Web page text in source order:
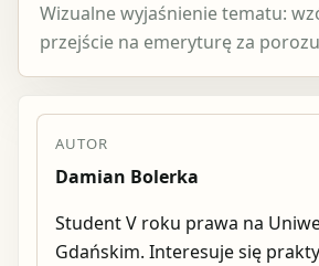
Wizualne wyjaśnienie tematu:
przejście na emeryturę za
AUTOR
Damian Bolerka
Student V roku prawa na
Gdańskim. Interesuje się